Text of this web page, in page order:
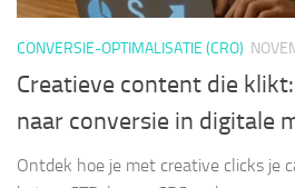
CONVERSIE-OPTIMALISATIE (CRO)
Creatieve content die
naar conversie in digitale
Ontdek hoe je met creative clicks je